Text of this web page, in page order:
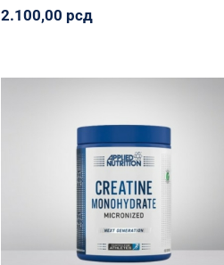
2.100,00 рсд
APPLIED NUTRITION
CREATINE MONOHYDRATE
Applied Nutrition Napumpanko
proizvodi
3.800,00 рсд